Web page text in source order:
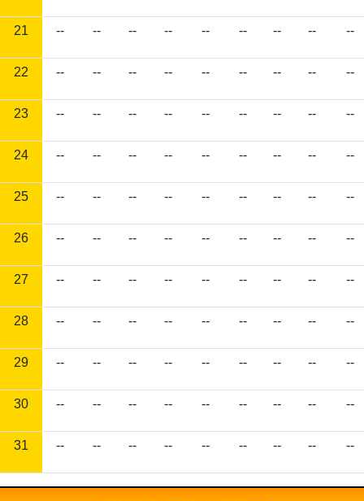
21 -- -- -- -- -- -- -- -- --
22 -- -- -- -- -- -- -- -- --
23 -- -- -- -- -- -- -- -- --
24 -- -- -- -- -- -- -- -- --
25 -- -- -- -- -- -- -- -- --
26 -- -- -- -- -- -- -- -- --
27 -- -- -- -- -- -- -- -- --
28 -- -- -- -- -- -- -- -- --
29 -- -- -- -- -- -- -- -- --
30 -- -- -- -- -- -- -- -- --
31 -- -- -- -- -- -- -- -- --